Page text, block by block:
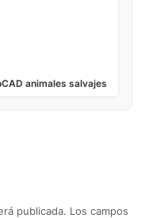
animales salvajes
publicada. Los campos